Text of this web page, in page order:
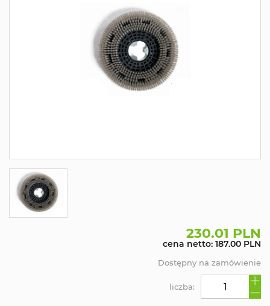
230.01 PLN
cena netto: 187.00 PLN
liczba:
Dostępny na zamówienie